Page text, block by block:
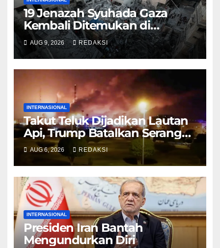
19 Jenazah Syuhada Gaza
Kembali Ditemukan di
Reruntuhan Bangunan
AUG 9, 2026 REDAKSI
INTERNASIONAL
Takut Teluk Dijadikan Lautan
Api, Trump Batalkan Serangan
ke Iran
AUG 6, 2026 REDAKSI
INTERNASIONAL
Presiden Iran Bantah
Mengundurkan Diri